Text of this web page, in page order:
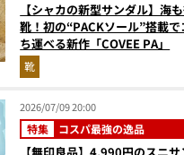
【シャカの新型サンダル】海
靴！初の“PACKソール”搭載
ち運べる新作「COVEE PA」
靴
2026/07/09 20:00
特集 コスパ最強の逸品